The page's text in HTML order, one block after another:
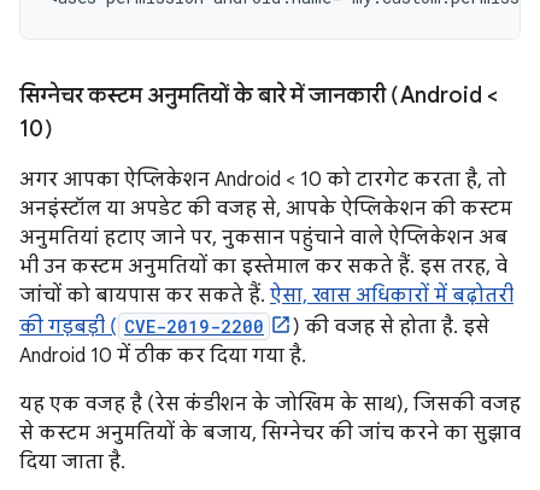
सिग्नेचर कस्टम अनुमतियों के बारे में जानकारी (Android <
10)
अगर आपका ऐप्लिकेशन Android < 10 को टारगेट करता है, तो
अनइंस्टॉल या अपडेट की वजह से, आपके ऐप्लिकेशन की कस्टम
अनुमतियां हटाए जाने पर, नुकसान पहुंचाने वाले ऐप्लिकेशन अब
भी उन कस्टम अनुमतियों का इस्तेमाल कर सकते हैं. इस तरह, वे
जांचों को बायपास कर सकते हैं. ऐसा, खास अधिकारों में बढ़ोतरी
की गड़बड़ी ( CVE-2019-2200
) की वजह से होता है. इसे
Android 10 में ठीक कर दिया गया है.
यह एक वजह है (रेस कंडीशन के जोखिम के साथ), जिसकी वजह
से कस्टम अनुमतियों के बजाय, सिग्नेचर की जांच करने का सुझाव
दिया जाता है.